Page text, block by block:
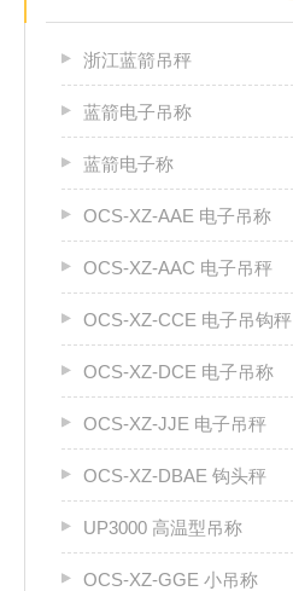
浙江蓝箭吊秤
蓝箭电子吊称
蓝箭电子称
OCS-XZ-AAE 电子吊称
OCS-XZ-AAC 电子吊秤
OCS-XZ-CCE 电子吊钩秤
OCS-XZ-DCE 电子吊称
OCS-XZ-JJE 电子吊秤
OCS-XZ-DBAE 钩头秤
UP3000 高温型吊称
OCS-XZ-GGE 小吊称